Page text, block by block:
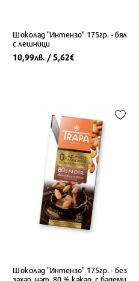
Шоколад "Интензо" 175гр. - бял
с лешници
10,99лв. / 5,62€
Шоколад "Интензо" 175гр. - без